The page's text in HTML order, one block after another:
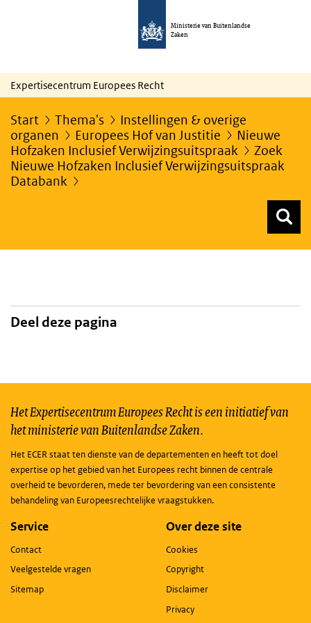
Ministerie van Buitenlandse
Zaken
Expertisecentrum Europees Recht
Start Thema's
Instellingen & overige
organen
Europees Hof van Justitie
Nieuwe
Hofzaken Inclusief Verwijzingsuitspraak
Zoek
Nieuwe Hofzaken Inclusief Verwijzingsuitspraak
Databank
Deel deze pagina
Het Expertisecentrum Europees Recht is een initiatief van
het ministerie van Buitenlandse Zaken.
Het ECER staat ten dienste van de departementen en heeft tot doel
expertise op het gebied van het Europees recht binnen de centrale
overheid te bevorderen, mede ter bevordering van een consistente
behandeling van Europeesrechtelijke vraagstukken.
Service
Contact
Veelgestelde vragen
Sitemap
Over deze site
Cookies
Copyright
Disclaimer
Privacy